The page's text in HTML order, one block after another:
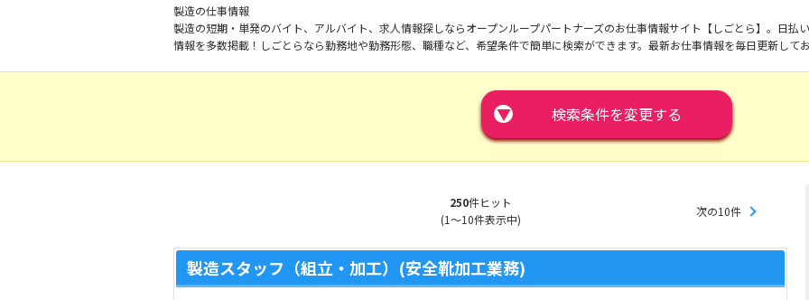
製造の仕事情報
製造の短期・単発のバイト、アルバイト、求人情報探しならオープンループパートナーズのお仕事情報サイト【しごとら】。日払
情報を多数掲載！しごとらなら勤務地や勤務形態、職種など、希望条件で簡単に検索ができます。最新お仕事情報を毎日更新して
▼ 検索条件を変更する
250件ヒット
(1～10件表示中)
次の10件
製造スタッフ（組立・加工）(安全靴加工業務)